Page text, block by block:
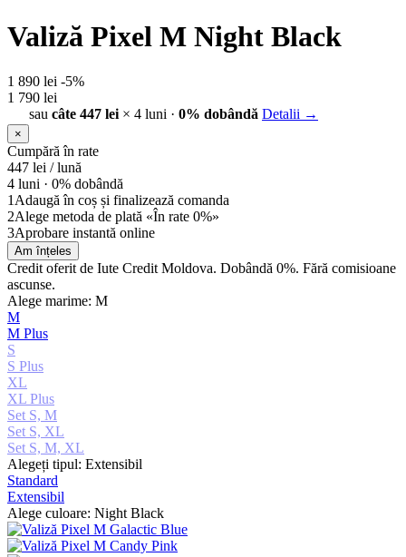
Valiză Pixel M Night Black
1 890 lei -5%
1 790 lei
sau câte 447 lei × 4 luni · 0% dobândă Detalii →
×
Cumpără în rate
447 lei / lună
4 luni · 0% dobândă
1 Adaugă în coș și finalizează comanda
2Alege metoda de plată «În rate 0%»
3Aprobare instantă online
Am înțeles
Credit oferit de Iute Credit Moldova. Dobândă 0%. Fără comisioane
ascunse.
Alege marime: M
M
M Plus
S
S Plus
XL
XL Plus
Set S, M
Set S, XL
Set S, M, XL
Alegeți tipul: Extensibil
Standard
Extensibil
Alege culoare: Night Black